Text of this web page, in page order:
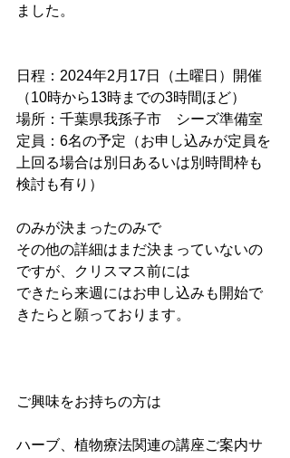
ました。
日程：2024年2月17日（土曜日）開催
（10時から13時までの3時間ほど）
場所：千葉県我孫子市　シーズ準備室
定員：6名の予定（お申し込みが定員を
上回る場合は別日あるいは別時間枠も
検討も有り）
のみが決まったのみで
その他の詳細はまだ決まっていないの
ですが、クリスマス前には
できたら来週にはお申し込みも開始で
きたらと願っております。
ご興味をお持ちの方は
ハーブ、植物療法関連の講座ご案内サ